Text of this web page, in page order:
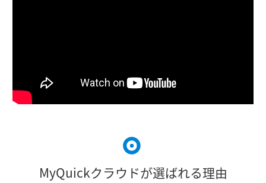
MyQuickクラウドが選ばれる理由